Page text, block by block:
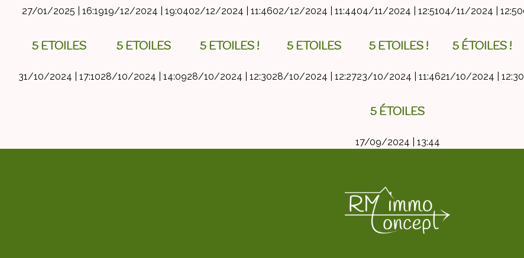
27/01/2025 | 16:1919/12/2024 | 19:0402/12/2024 | 11:4602/12/2024 | 11:4404/11/2024 | 12:5104/11/2024 | 12:50
5 ETOILES
31/10/2024 | 17:10
5 ETOILES
28/10/2024 | 14:09
5 ETOILES !
28/10/2024 | 12:30
5 ETOILES
28/10/2024 | 12:27
5 ETOILES !
23/10/2024 | 11:46
5 ÉTOILES !
21/10/2024 | 12:30
5 ÉTOILES
17/09/2024 | 13:44